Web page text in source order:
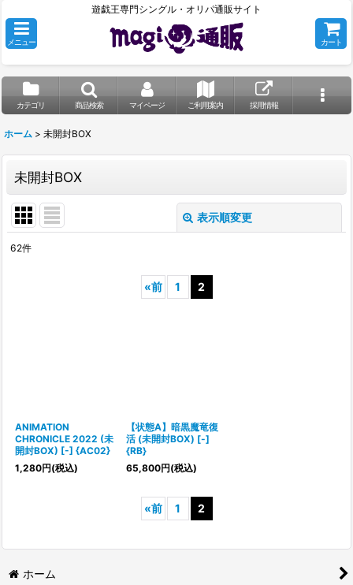
遊戯王専門シングル・オリパ通販サイト
メニュー カート
カテゴリ 商品検索 マイページ ご利用案内 採用情報
ホーム > 未開封BOX
未開封BOX
表示順変更
62件
«前 1 2
ANIMATION
CHRONICLE 2022 (未
開封BOX) [-] {AC02}
1,280円(税込)
【状態A】暗黒魔竜復
活 (未開封BOX) [-]
{RB}
65,800円(税込)
«前 1 2
ホーム